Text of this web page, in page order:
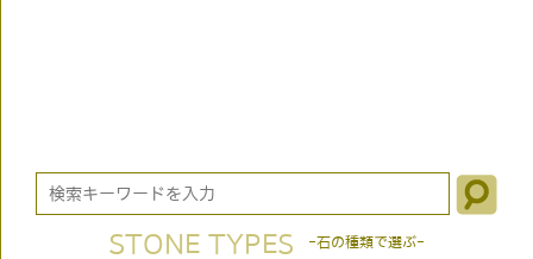
STONE TYPES -石の種類で選ぶ-